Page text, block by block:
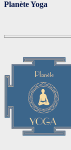
Planète Yoga